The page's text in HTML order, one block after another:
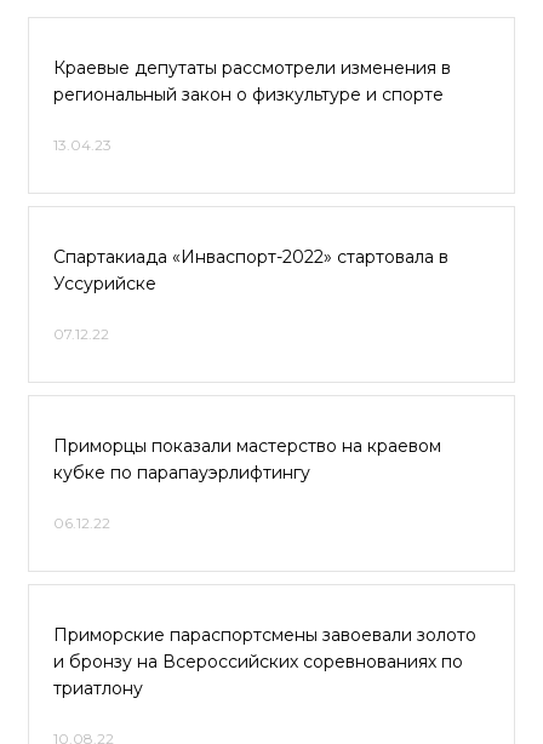
Краевые депутаты рассмотрели изменения в
региональный закон о физкультуре и спорте
13.04.23
Спартакиада «Инваспорт-2022» стартовала в
Уссурийске
07.12.22
Приморцы показали мастерство на краевом
кубке по парапауэрлифтингу
06.12.22
Приморские параспортсмены завоевали золото
и бронзу на Всероссийских соревнованиях по
триатлону
10.08.22